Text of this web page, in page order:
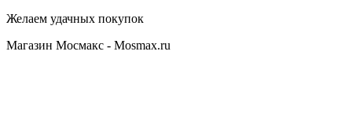
Желаем удачных покупок
Магазин Мосмакс - Mosmax.ru